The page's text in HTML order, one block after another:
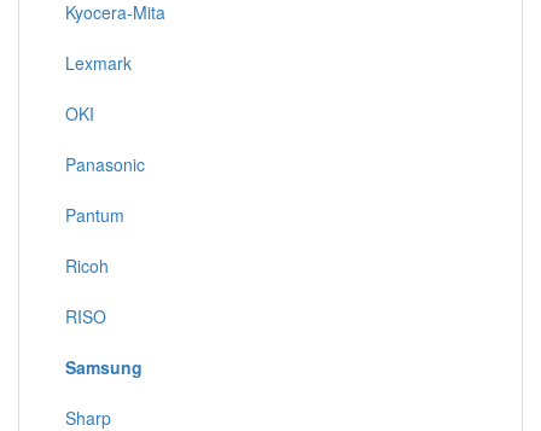
Kyocera-Mita
Lexmark
OKI
Panasonic
Pantum
Ricoh
RISO
Samsung
Sharp